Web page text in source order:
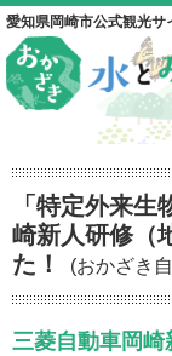
愛知県岡崎市公式観光サ
「特定外来
崎新人研修（
た！
(おかざき
三菱自動車岡